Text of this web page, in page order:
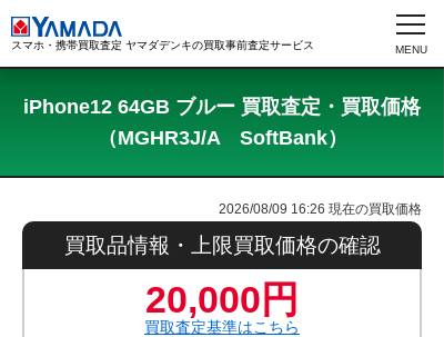
スマホ・携帯買取査定 ヤマダデンキの買取事前査定サービス
iPhone12 64GB ブルー 買取査定・買取価格
（MGHR3J/A SoftBank）
2026/08/09 16:26 現在の買取価格
買取品情報・上限買取価格の確認
20,000円
買取査定基準はこちら